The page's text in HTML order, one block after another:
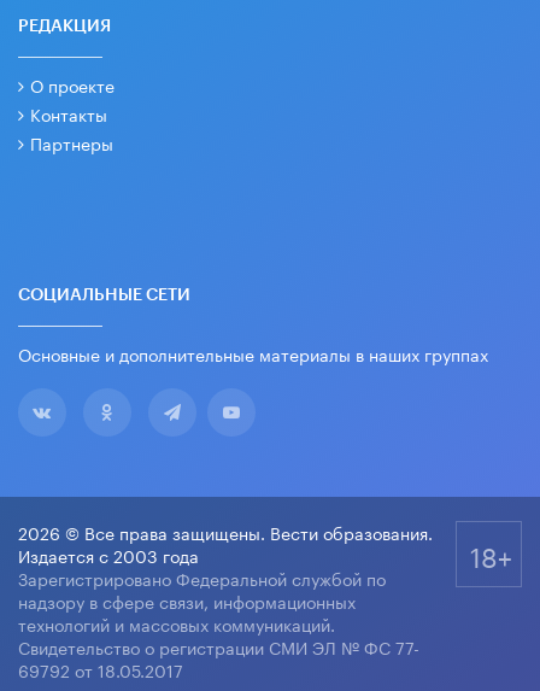
РЕДАКЦИЯ
О проекте
Контакты
Партнеры
СОЦИАЛЬНЫЕ СЕТИ
Основные и дополнительные материалы в наших группах
2026 © Все права защищены. Вести образования.
Издается с 2003 года
Зарегистрировано Федеральной службой по
надзору в сфере связи, информационных
технологий и массовых коммуникаций.
Свидетельство о регистрации СМИ ЭЛ № ФС 77-
69792 от 18.05.2017
18+